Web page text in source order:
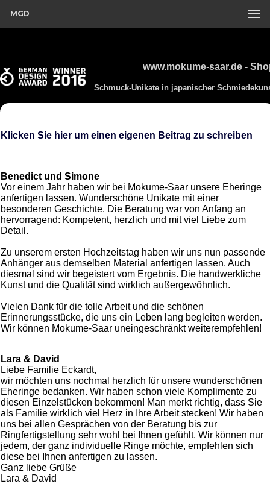
MGD
www.mokume-saar.de -
Schmuck-Unikate in japanischer
Klicken Sie hier um einen eigenen Beitrag zu schreiben
Benedict und Simone
Vor einem Jahr haben wir bei Mokume-Saar unsere Eheringe
anfertigen lassen. Wunderschöne Unikate mit einer
besonderen Geschichte. Die Beratung war von Anfang an
hervorragend: Kompetent, herzlich und mit viel Liebe zum
Detail.
Zu unserem ersten Hochzeitstag haben wir uns nun passende
Anhänger aus demselben Material anfertigen lassen. Auch
diesmal sind wir begeistert vom Ergebnis. Die handwerkliche
Kunst und die Qualität sind wirklich außergewöhnlich.
Vielen Dank für die tolle Arbeit und die schönen
Erinnerungsstücke, die uns ein Leben lang begleiten werden.
Wir können Mokume-Saar uneingeschränkt weiterempfehlen!
Lara & David
Liebe Familie Eckardt,
wir möchten uns nochmal herzlich für unsere wunderschönen
Eheringe bedanken. Wir haben schon viele Komplimente zu
diesen Einzelstücken bekommen! Man merkt richtig, dass Sie
als Familie wirklich viel Herz in Ihre Arbeit stecken! Wir haben
uns bei allen Gesprächen von der Beratung bis zur
Ringfertigstellung sehr wohl bei Ihnen gefühlt. Wir können nur
jedem, der ganz individuelle Ringe möchte, empfehlen sich
diese bei Ihnen anfertigen zu lassen.
Ganz liebe Grüße
Lara & David